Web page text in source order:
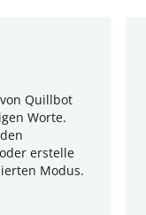
von Quillbot
Worte.
erstelle
Modus.